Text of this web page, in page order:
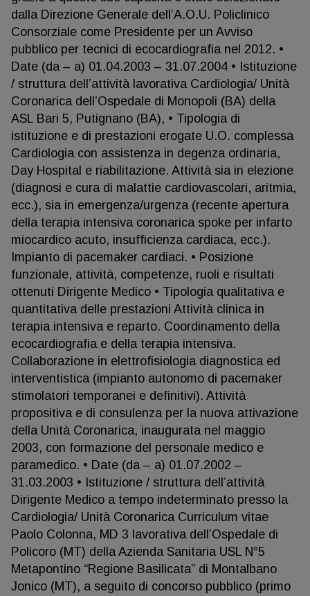
dalla Direzione Generale dell’A.O.U. Policlinico
Consorziale come Presidente per un Avviso
pubblico per tecnici di ecocardiografia nel 2012. •
Date (da – a) 01.04.2003 – 31.07.2004 • Istituzione
/ struttura dell’attività lavorativa Cardiologia/ Unità
Coronarica dell’Ospedale di Monopoli (BA) della
ASL Bari 5, Putignano (BA), • Tipologia di
istituzione e di prestazioni erogate U.O. complessa
Cardiologia con assistenza in degenza ordinaria,
Day Hospital e riabilitazione. Attività sia in elezione
(diagnosi e cura di malattie cardiovascolari, aritmia,
ecc.), sia in emergenza/urgenza (recente apertura
della terapia intensiva coronarica spoke per infarto
miocardico acuto, insufficienza cardiaca, ecc.).
Impianto di pacemaker cardiaci. • Posizione
funzionale, attività, competenze, ruoli e risultati
ottenuti Dirigente Medico • Tipologia qualitativa e
quantitativa delle prestazioni Attività clinica in
terapia intensiva e reparto. Coordinamento della
ecocardiografia e della terapia intensiva.
Collaborazione in elettrofisiologia diagnostica ed
interventistica (impianto autonomo di pacemaker
stimolatori temporanei e definitivi). Attività
propositiva e di consulenza per la nuova attivazione
della Unità Coronarica, inaugurata nel maggio
2003, con formazione del personale medico e
paramedico. • Date (da – a) 01.07.2002 –
31.03.2003 • Istituzione / struttura dell’attività
Dirigente Medico a tempo indeterminato presso la
Cardiologia/ Unità Coronarica Curriculum vitae
Paolo Colonna, MD 3 lavorativa dell’Ospedale di
Policoro (MT) della Azienda Sanitaria USL N°5
Metapontino “Regione Basilicata” di Montalbano
Jonico (MT), a seguito di concorso pubblico (primo